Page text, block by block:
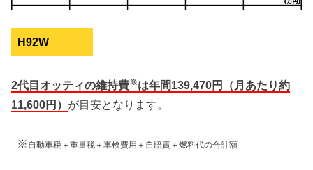
H92W
2代目オッティの維持費※は年間139,470円（月あたり約
11,600円） が目安となります。
※ 自動車税＋重量税＋車検費用＋自賠責＋燃料代の合計額